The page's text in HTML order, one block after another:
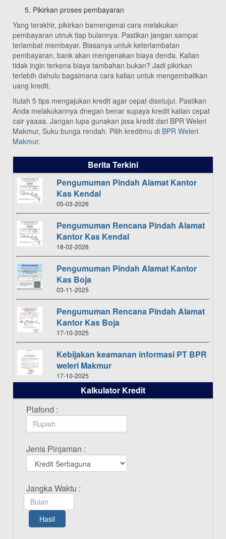
Pikirkan proses pembayaran
Yang terakhir, pikirkan bamengenai cara melakukan
pembayaran utnuk tiap bulannya. Pastikan jangan sampai
terlambat membayar. Biasanya untuk keterlambatan
pembayaran, bank akan mengenakan biaya denda. Kalian
tidak ingin terkena biaya tambahan bukan? Jadi pikirkan
terlebih dahulu bagaimana cara kalian untuk mengembalikan
uang kredit.
Itulah 5 tips mengajukan kredit agar cepat disetujui. Pastikan
Anda melakukannya dnegan benar supaya kredit kalian cepat
cair yaaaa. Jangan lupa gunakan jasa kredit dari BPR Weleri
Makmur, Suku bunga rendah. Pilih kreditmu di BPR Weleri
Makmur.
Berita Terkini
Pengumuman Pindah Alamat Kantor
Kas Kendal
05-03-2026
Pengumuman Rencana Pindah Alamat
Kantor Kas Kendal
18-02-2026
Pengumuman Pindah Alamat Kantor
Kas Boja
03-11-2025
Pengumuman Rencana Pindah Alamat
Kantor Kas Boja
17-10-2025
Kebijakan keamanan informasi PT BPR
weleri Makmur
17-10-2025
Daftar Pemenang Undian TAMASHA
Bulan Oktober 2025
16-10-2025
Bulan September 2025
20-09-2025
Daftar Pemenang Undian TAMASHA
Bulan Agustus 2025
Pengumuman Tutup Kantor Kantor
Kalkulator Kredit
Plafond :
Jenis Pinjaman :
Jangka Waktu :
Hasil